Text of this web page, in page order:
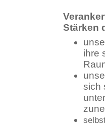
Stärken
ihre
sich